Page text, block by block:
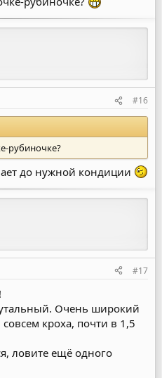
#16
рубиночке?
до нужной кондиции
#17
Очень широкий
кроха, почти в 1,5
ловите ещё одного